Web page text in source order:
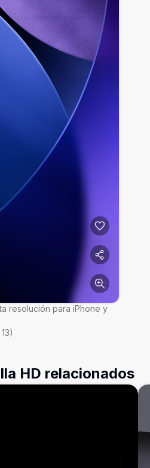
resolución para iPhone y
13)
HD relacionados